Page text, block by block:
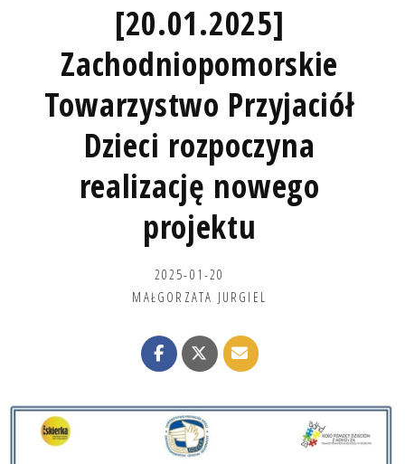
[20.01.2025]
Zachodniopomorskie
Towarzystwo Przyjaciół
Dzieci rozpoczyna
realizację nowego
projektu
2025-01-20
MAŁGORZATA JURGIEL